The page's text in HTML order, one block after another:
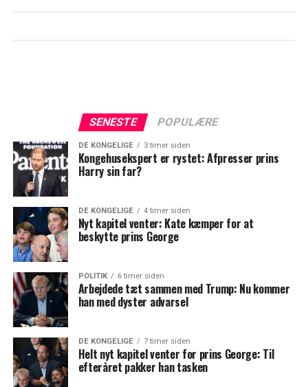
SENESTE POPULÆRE
DE KONGELIGE 3 timer siden
Kongehusekspert er rystet: Afpresser prins
Harry sin far?
DE KONGELIGE 4 timer siden
Nyt kapitel venter: Kate kæmper for at
beskytte prins George
POLITIK 6 timer siden
Arbejdede tæt sammen med Trump: Nu kommer
han med dyster advarsel
DE KONGELIGE 7 timer siden
Helt nyt kapitel venter for prins George: Til
efteråret pakker han tasken